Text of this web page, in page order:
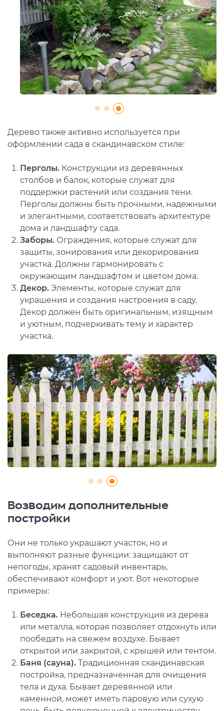
Дерево также активно используется при
оформлении сада в скандинавском стиле:
Перголы. Конструкции из деревянных
столбов и балок, которые служат для
поддержки растений или создания тени.
Перголы должны быть прочными, надежными
и элегантными, соответствовать архитектуре
дома и ландшафту сада.
Заборы. Ограждения, которые служат для
защиты, зонирования или декорирования
участка. Должны гармонировать с
окружающим ландшафтом и цветом дома.
Декор. Элементы, которые служат для
украшения и создания настроения в саду.
Декор должен быть оригинальным, изящным
и уютным, подчеркивать тему и характер
участка.
Возводим дополнительные
постройки
Они не только украшают участок, но и
выполняют разные функции: защищают от
непогоды, хранят садовый инвентарь,
обеспечивают комфорт и уют. Вот некоторые
примеры:
Беседка. Небольшая конструкция из дерева
или металла, которая позволяет отдохнуть или
пообедать на свежем воздухе. Бывает
открытой или закрытой, с крышей или тентом.
Баня (сауна). Традиционная скандинавская
постройка, предназначенная для очищения
тела и духа. Бывает деревянной или
каменной, может иметь паровую или сухую